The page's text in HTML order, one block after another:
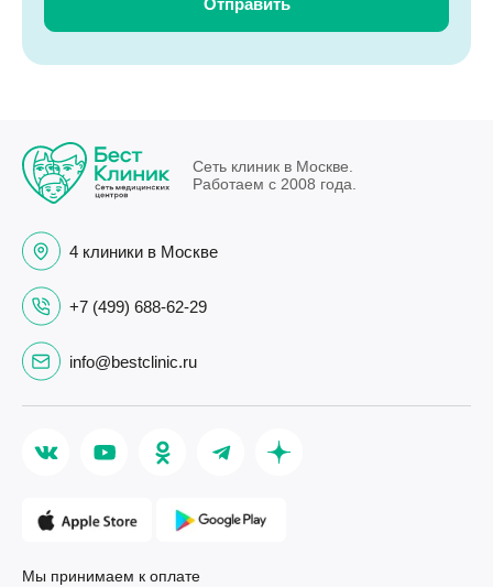
Сеть клиник в Москве.
Работаем с 2008 года.
4 клиники в Москве
+7 (499) 688-62-29
info@bestclinic.ru
Мы принимаем к оплате